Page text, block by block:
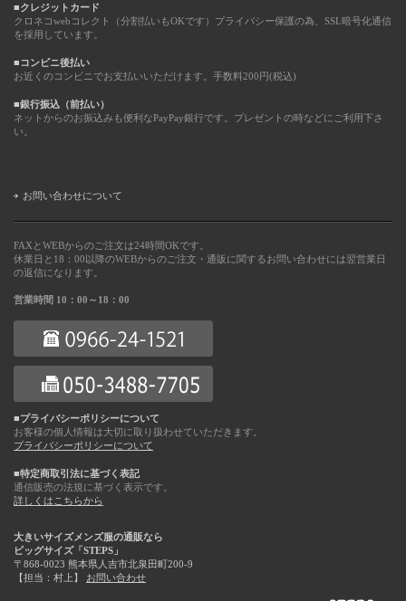
■クレジットカード
クロネコwebコレクト（分割払いもOKです）プライバシー保護の為、SSL暗号化通信
を採用しています。
■コンビニ後払い
お近くのコンビニでお支払いいただけます。手数料200円(税込)
■銀行振込（前払い）
ネットからのお振込みも便利なPayPay銀行です。プレゼントの時などにご利用下さ
い。
お問い合わせについて
FAXとWEBからのご注文は24時間OKです。
休業日と18：00以降のWEBからのご注文・通販に関するお問い合わせには翌営業日
の返信になります。
営業時間 10：00～18：00
■プライバシーポリシーについて
お客様の個人情報は大切に取り扱わせていただきます。
プライバシーポリシーについて
■特定商取引法に基づく表記
通信販売の法規に基づく表示です。
詳しくはこちらから
大きいサイズメンズ服の通販なら
ビッグサイズ「STEPS」
〒868-0023 熊本県人吉市北泉田町200-9
【担当：村上】 お問い合わせ